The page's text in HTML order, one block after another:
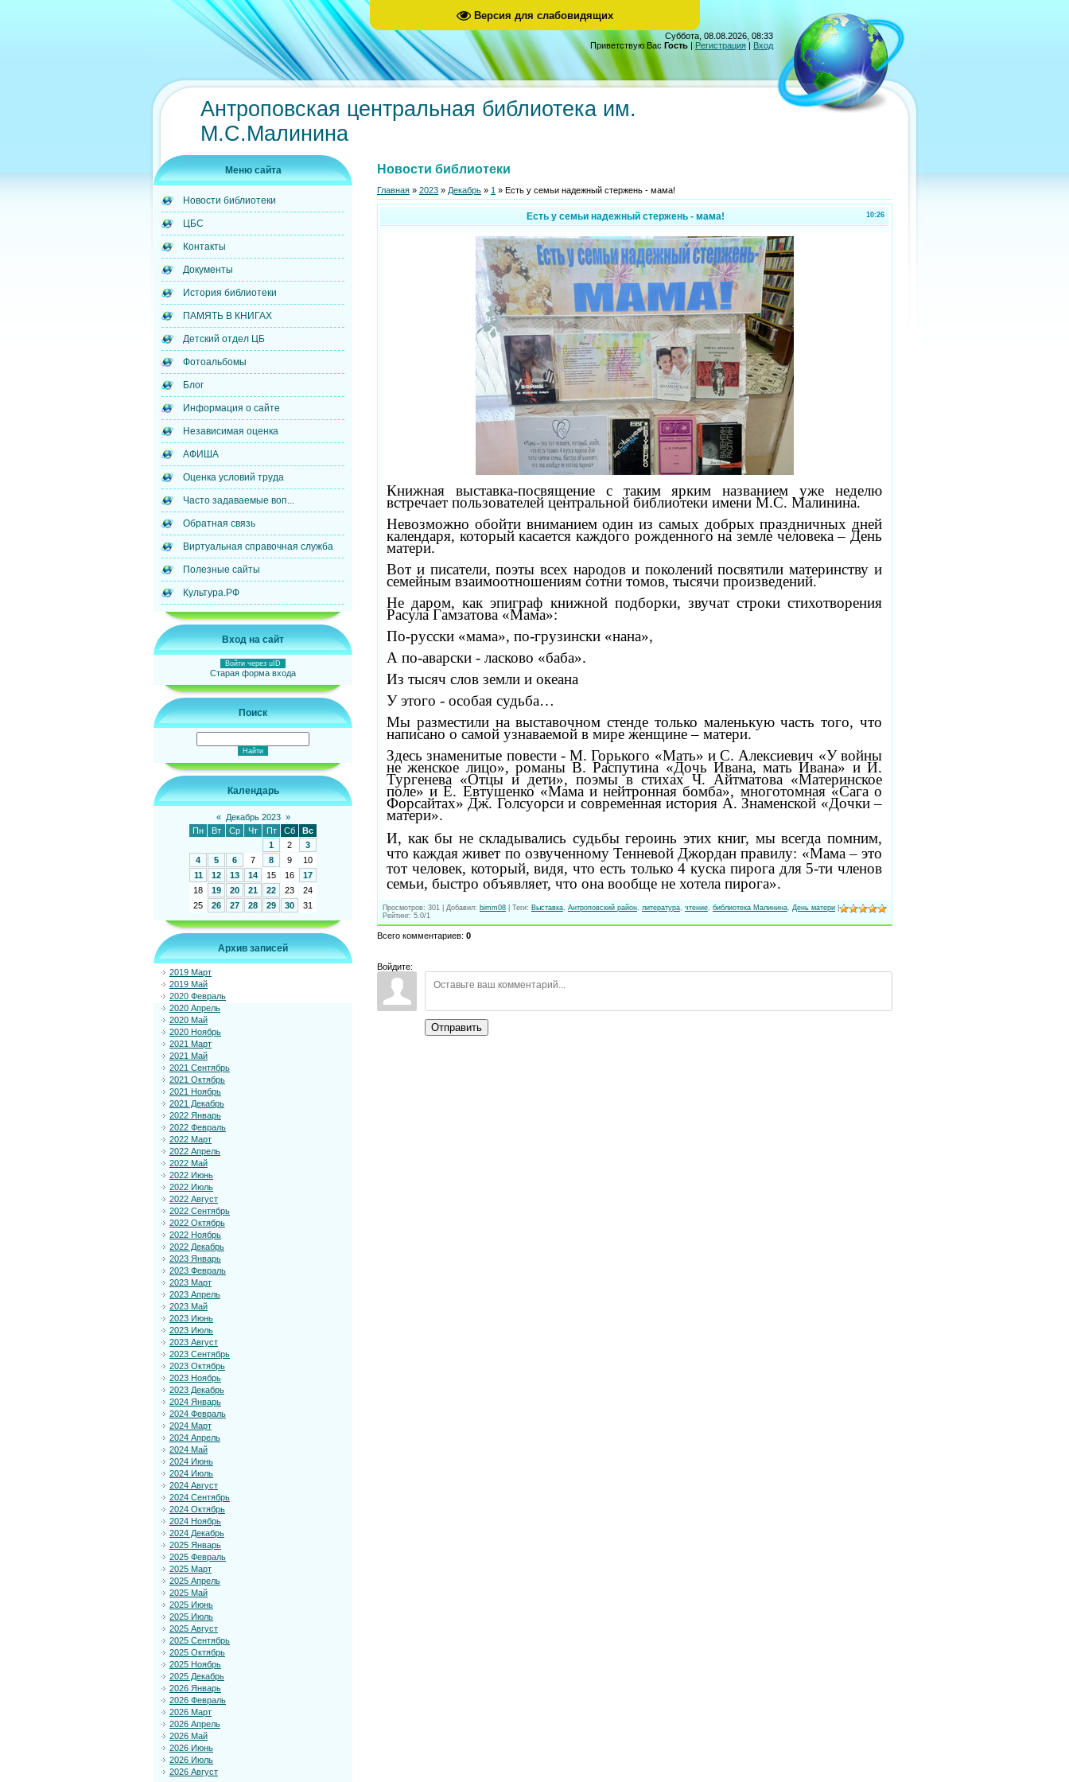
Версия для слабовидящих
Суббота, 08.08.2026, 08:33
Приветствую Вас Гость | Регистрация | Вход
Антроповская центральная библиотека им.
М.С.Малинина
Меню сайта
Новости библиотеки
ЦБС
Контакты
Документы
История библиотеки
ПАМЯТЬ В КНИГАХ
Детский отдел ЦБ
Фотоальбомы
Блог
Информация о сайте
Независимая оценка
АФИША
Оценка условий труда
Часто задаваемые воп...
Обратная связь
Виртуальная справочная служба
Полезные сайты
Культура.РФ
Вход на сайт
Войти через uID
Старая форма входа
Поиск
Календарь
« Декабрь 2023 »
Пн
Вт Ср Чт Пт Сб
Вс
1
2
3
4
5 6 7 8 9
10
11
12 13 14 15 16
17
18
19 20 21 22 23
24
25
26 27 28 29 30 31
Архив записей
2019 Март
2019 Май
2020 Февраль
2020 Апрель
2020 Май
2020 Ноябрь
2021 Март
2021 Май
2021 Сентябрь
2021 Октябрь
2021 Ноябрь
2021 Декабрь
2022 Январь
2022 Февраль
2022 Март
2022 Апрель
2022 Май
2022 Июнь
2022 Июль
2022 Август
2022 Сентябрь
2022 Октябрь
2022 Ноябрь
2022 Декабрь
2023 Январь
2023 Февраль
2023 Март
2023 Апрель
2023 Май
2023 Июнь
2023 Июль
2023 Август
2023 Сентябрь
2023 Октябрь
2023 Ноябрь
2023 Декабрь
2024 Январь
2024 Февраль
2024 Март
2024 Апрель
2024 Май
2024 Июнь
2024 Июль
2024 Август
2024 Сентябрь
2024 Октябрь
2024 Ноябрь
2024 Декабрь
2025 Январь
2025 Февраль
2025 Март
2025 Апрель
2025 Май
2025 Июнь
2025 Июль
2025 Август
2025 Сентябрь
2025 Октябрь
2025 Ноябрь
2025 Декабрь
2026 Январь
2026 Февраль
2026 Март
2026 Апрель
2026 Май
2026 Июнь
2026 Июль
2026 Август
Новости библиотеки
Главная » 2023 » Декабрь » 1 » Есть у семьи надежный стержень - мама!
10:26
Есть у семьи надежный стержень - мама!
Книжная выставка-посвящение с таким ярким названием уже неделю
встречает пользователей центральной библиотеки имени М.С. Малинина.
Невозможно обойти вниманием один из самых добрых праздничных дней
календаря, который касается каждого рожденного на земле человека – День
матери.
Вот и писатели, поэты всех народов и поколений посвятили материнству и
семейным взаимоотношениям сотни томов, тысячи произведений.
Не даром, как эпиграф книжной подборки, звучат строки стихотворения
Расула Гамзатова «Мама»:
По-русски «мама», по-грузински «нана»,
А по-аварски - ласково «баба».
Из тысяч слов земли и океана
У этого - особая судьба…
Мы разместили на выставочном стенде только маленькую часть того, что
написано о самой узнаваемой в мире женщине – матери.
Здесь знаменитые повести - М. Горького «Мать» и С. Алексиевич «У войны
не женское лицо», романы В. Распутина «Дочь Ивана, мать Ивана» и И.
Тургенева «Отцы и дети», поэмы в стихах Ч. Айтматова «Материнское
поле» и Е. Евтушенко «Мама и нейтронная бомба», многотомная «Сага о
Форсайтах» Дж. Голсуорси и современная история А. Знаменской «Дочки –
матери».
И, как бы не складывались судьбы героинь этих книг, мы всегда помним,
что каждая живет по озвученному Тенневой Джордан правилу: «Мама – это
тот человек, который, видя, что есть только 4 куска пирога для 5-ти членов
семьи, быстро объявляет, что она вообще не хотела пирога».
Просмотров: 301 Добавил: bimm08 Теги: Выставка, Антроповский район, литература, чтение, библиотека Малинина, День матери
Рейтинг: 5.0/1
Всего комментариев: 0
Войдите:
Отправить